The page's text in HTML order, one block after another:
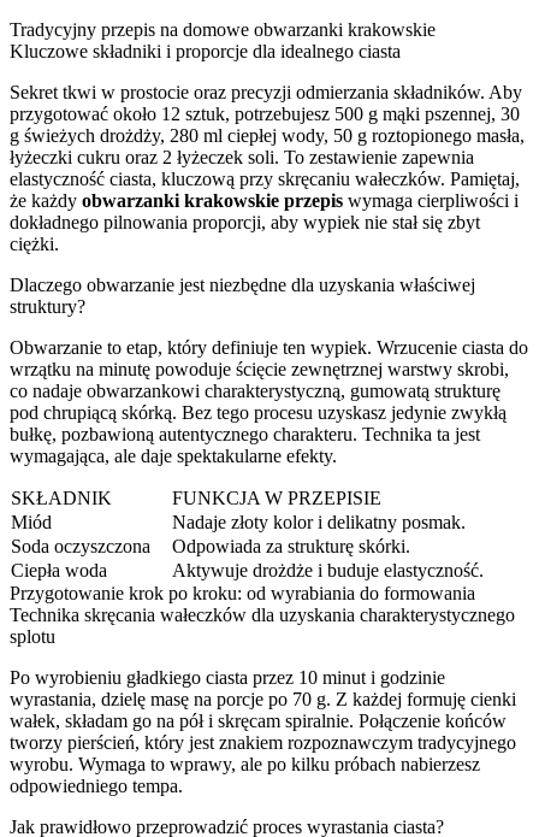
Tradycyjny przepis na domowe obwarzanki krakowskie
Kluczowe składniki i proporcje dla idealnego ciasta
Sekret tkwi w prostocie oraz precyzji odmierzania składników. Aby
przygotować około 12 sztuk, potrzebujesz 500 g mąki pszennej, 30
g świeżych drożdży, 280 ml ciepłej wody, 50 g roztopionego masła,
łyżeczki cukru oraz 2 łyżeczek soli. To zestawienie zapewnia
elastyczność ciasta, kluczową przy skręcaniu wałeczków. Pamiętaj,
że każdy obwarzanki krakowskie przepis wymaga cierpliwości i
dokładnego pilnowania proporcji, aby wypiek nie stał się zbyt
ciężki.
Dlaczego obwarzanie jest niezbędne dla uzyskania właściwej
struktury?
Obwarzanie to etap, który definiuje ten wypiek. Wrzucenie ciasta do
wrzątku na minutę powoduje ścięcie zewnętrznej warstwy skrobi,
co nadaje obwarzankowi charakterystyczną, gumowatą strukturę
pod chrupiącą skórką. Bez tego procesu uzyskasz jedynie zwykłą
bułkę, pozbawioną autentycznego charakteru. Technika ta jest
wymagająca, ale daje spektakularne efekty.
SKŁADNIK
FUNKCJA W PRZEPISIE
Miód
Nadaje złoty kolor i delikatny posmak.
Soda oczyszczona
Odpowiada za strukturę skórki.
Ciepła woda
Aktywuje drożdże i buduje elastyczność.
Przygotowanie krok po kroku: od wyrabiania do formowania
Technika skręcania wałeczków dla uzyskania charakterystycznego
splotu
Po wyrobieniu gładkiego ciasta przez 10 minut i godzinie
wyrastania, dzielę masę na porcje po 70 g. Z każdej formuję cienki
wałek, składam go na pół i skręcam spiralnie. Połączenie końców
tworzy pierścień, który jest znakiem rozpoznawczym tradycyjnego
wyrobu. Wymaga to wprawy, ale po kilku próbach nabierzesz
odpowiedniego tempa.
Jak prawidłowo przeprowadzić proces wyrastania ciasta?